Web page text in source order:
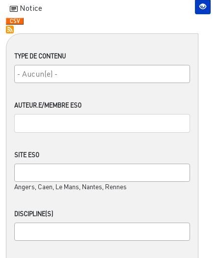
TYPE DE CONTENU
AUTEUR.E/MEMBRE ESO
SITE ESO
Angers, Caen, Le Mans, Nantes, Rennes
DISCIPLINE(S)
Notice